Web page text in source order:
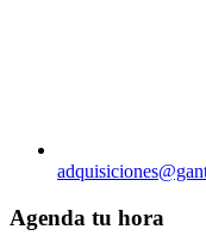
Agenda tu hora